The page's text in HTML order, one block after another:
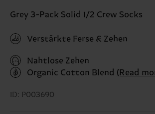
Grey 3-Pack Solid 1/2 Crew Socks
Verstärkte Ferse & Zehen
Nahtlose Zehen
Organic Cotton Blend (Read
ID: P003690